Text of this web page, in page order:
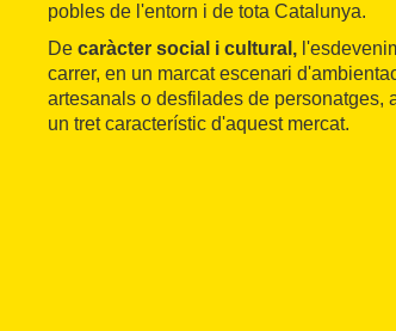
pobles de l'entorn i de tota Catalunya.
De caràcter social i cultural,
carrer, en un marcat escenari
artesanals o desfilades de personatges,
un tret característic d'aquest mercat.